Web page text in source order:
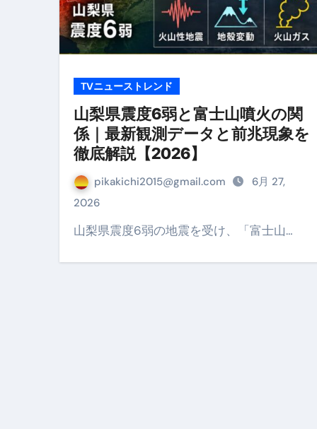
【輸入消費税】輸入に消費税
この動画は国にすぐ消されま
意外にありえる？日経平均
アフィリエイト【稼げるキーワ
【必見】融資受けるなら”コレ”
弁護士が教える「投資詐欺」
【PR】フリーランス必見！入
TVニューストレンド
山梨県震度6弱と富士山噴火の関
係｜最新観測データと前兆現象を
徹底解説【2026】
pikakichi2015@gmail.com
6月 27,
2026
山梨県震度6弱の地震を受け、「富士山…